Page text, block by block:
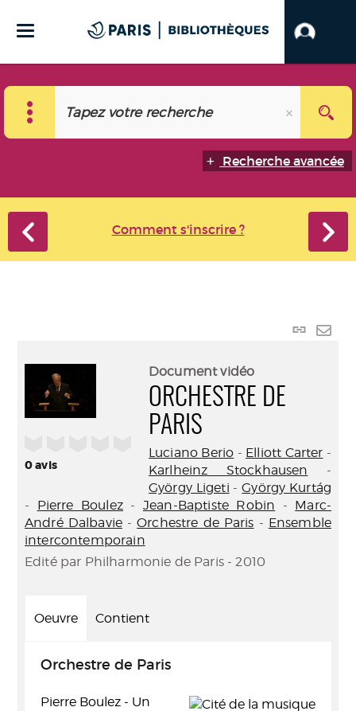
Recherche avancée
Comment s'inscrire ?
Lien
0avis
Document vidéo
ORCHESTRE DE
PARIS
Luciano Berio - Elliott Carter -
Karlheinz Stockhausen -
György Ligeti -György Kurtág
- Pierre Boulez- Jean-Baptiste Robin - Marc-
André Dalbavie -Orchestre de Paris - Ensemble
intercontemporain
Edité par Philharmonie de Paris - 2010
Oeuvre Contient
Orchestre de Paris
Pierre Boulez - Un